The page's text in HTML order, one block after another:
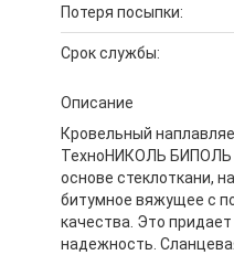
Потеря посыпки:
Срок службы:
Описание
Кровельный
ТехноНИКОЛЬ БИПОЛЬ
основе стеклоткани,
битумное вяжущее с
качества. Это
надежность.